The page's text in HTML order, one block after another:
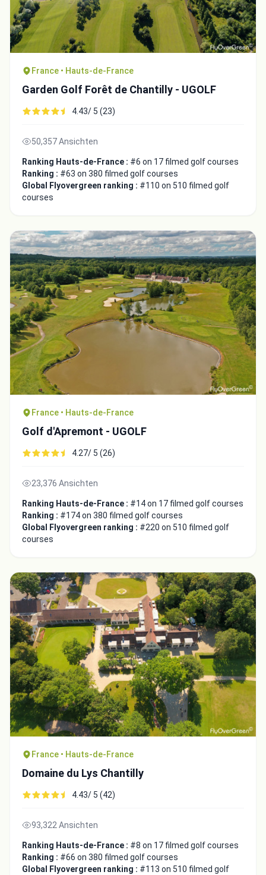
France • Hauts-de-France
Garden Golf Forêt de Chantilly - UGOLF
4.43/ 5 (23)
50,357 Ansichten
Ranking Hauts-de-France : #6 on 17 filmed golf courses
Ranking : #63 on 380 filmed golf courses
Global Flyovergreen ranking : #110 on 510 filmed golf
courses
France • Hauts-de-France
Golf d'Apremont - UGOLF
4.27/ 5 (26)
23,376 Ansichten
Ranking Hauts-de-France : #14 on 17 filmed golf courses
Ranking : #174 on 380 filmed golf courses
Global Flyovergreen ranking : #220 on 510 filmed golf
courses
France • Hauts-de-France
Domaine du Lys Chantilly
4.43/ 5 (42)
93,322 Ansichten
Ranking Hauts-de-France : #8 on 17 filmed golf courses
Ranking : #66 on 380 filmed golf courses
Global Flyovergreen ranking : #113 on 510 filmed golf